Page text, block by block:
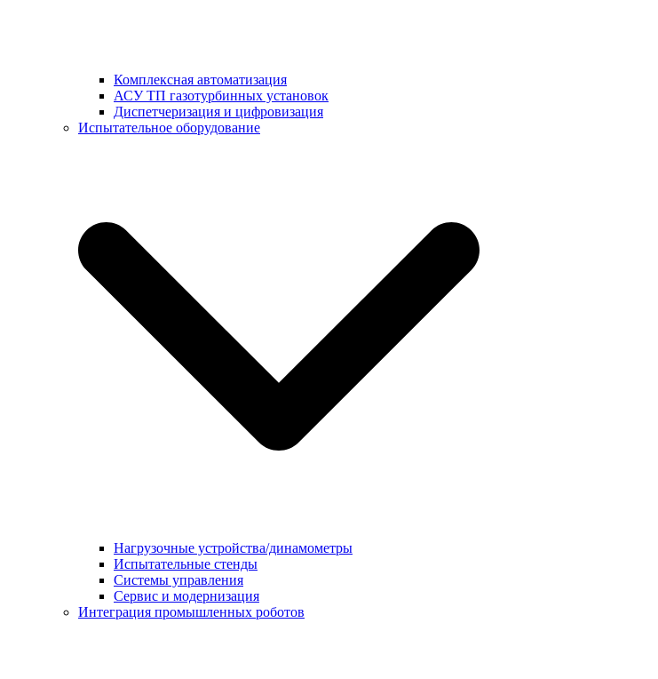
Комплексная автоматизация
АСУ ТП газотурбинных установок
Диспетчеризация и цифровизация
Испытательное оборудование
Нагрузочные устройства/динамометры
Испытательные стенды
Системы управления
Сервис и модернизация
Интеграция промышленных роботов